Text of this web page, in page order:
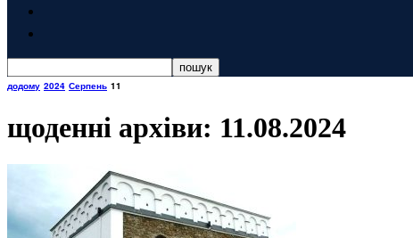
додому 2024 Серпень 11
щоденні архіви: 11.08.2024